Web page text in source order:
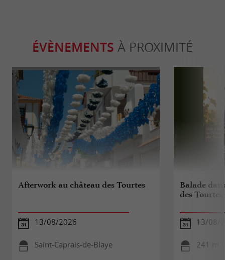
ÉVÈNEMENTS À PROXIMITÉ
Afterwork au château des Tourtes
13/08/2026
Saint-Caprais-de-Blaye
Balade
des Tourtes
13/08/
241 m -